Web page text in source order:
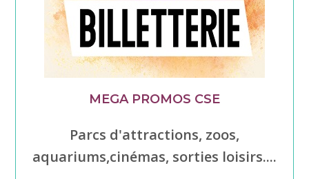
MEGA PROMOS CSE
Parcs d'attractions, zoos,
aquariums,cinémas, sorties loisirs....